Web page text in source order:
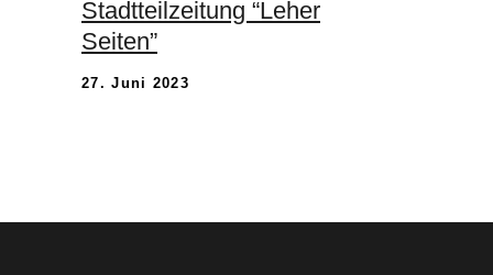
Stadtteilzeitung “Leher
Seiten”
27. Juni 2023